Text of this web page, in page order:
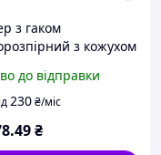
з гаком
з кожухом
уп.) ТМ
до відправки
230₴/міс
.49₴